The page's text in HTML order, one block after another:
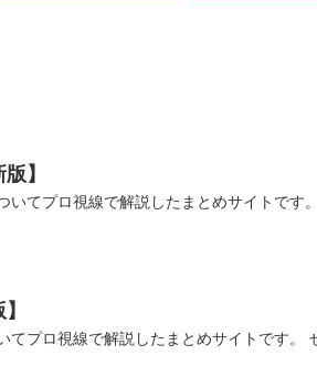
】
てプロ視線で解説したまとめサイトです
プロ視線で解説したまとめサイトです。